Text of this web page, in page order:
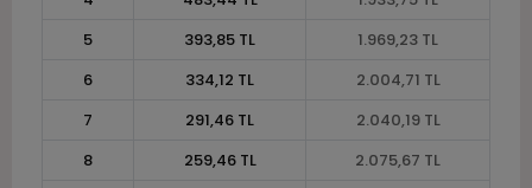
5
393,85 TL
1.969,23 TL
6
334,12 TL
2.004,71 TL
7
291,46 TL
2.040,19 TL
8
259,46 TL
2.075,67 TL